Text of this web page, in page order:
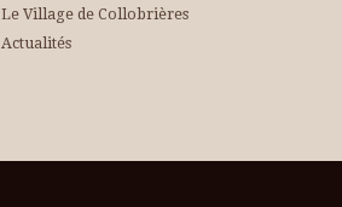
Le Village de Collobrières
Actualités